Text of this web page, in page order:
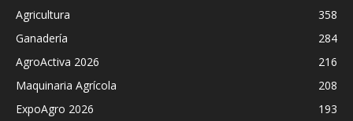
Agricultura
358
Ganadería
284
AgroActiva 2026
216
Maquinaria Agrícola
208
ExpoAgro 2026
193